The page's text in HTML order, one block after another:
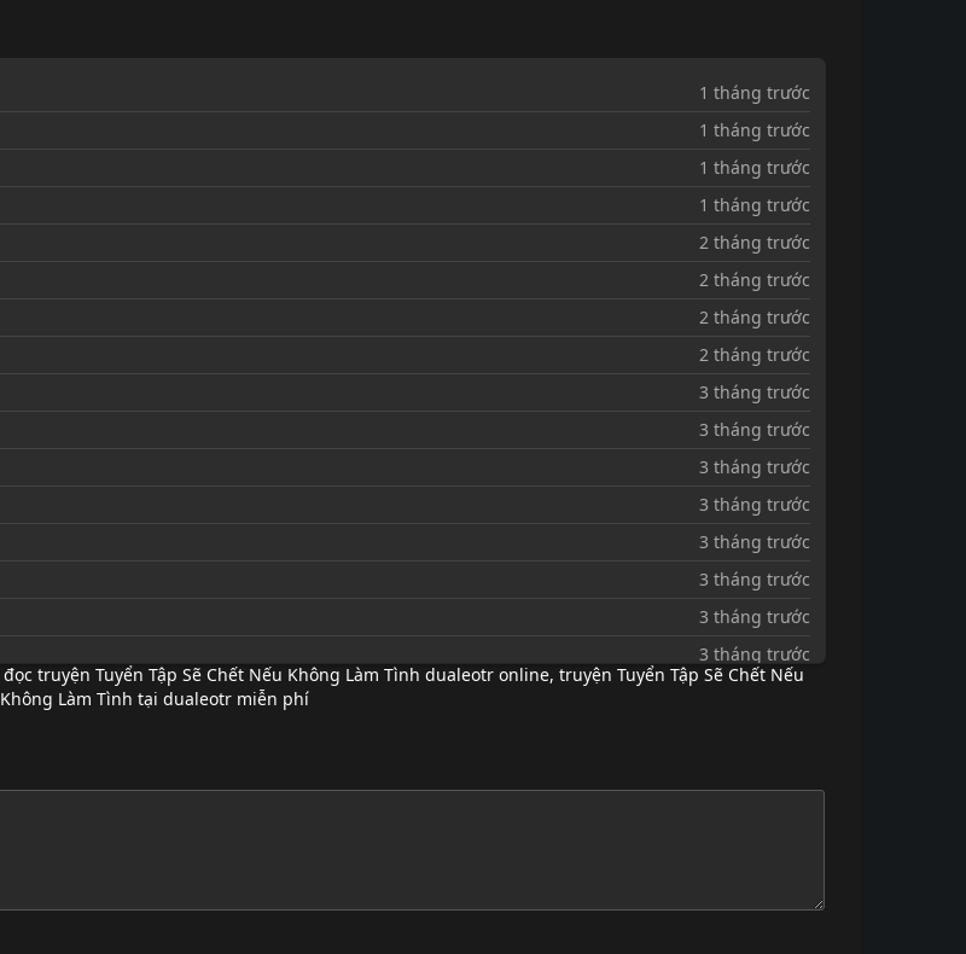
1 tháng trước
1 tháng trước
1 tháng trước
1 tháng trước
2 tháng trước
2 tháng trước
2 tháng trước
2 tháng trước
3 tháng trước
3 tháng trước
3 tháng trước
3 tháng trước
3 tháng trước
3 tháng trước
3 tháng trước
3 tháng trước
7 tháng trước
đọc truyện Tuyển Tập Sẽ Chết Nếu Không Làm Tình dualeotr online, truyện Tuyển Tập Sẽ Chết Nếu
Không Làm Tình tại dualeotr miễn phí